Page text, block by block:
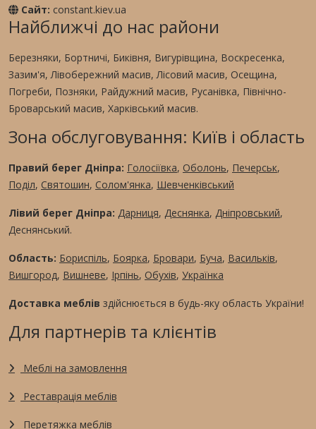
Сайт: constant.kiev.ua
Найближчі до нас райони
Березняки, Бортничі, Биківня, Вигурівщина, Воскресенка,
Зазим'я, Лівобережний масив, Лісовий масив, Осещина,
Погреби, Позняки, Райдужний масив, Русанівка, Північно-
Броварський масив, Харківський масив.
Зона обслуговування: Київ і область
Правий берег Дніпра: Голосіївка, Оболонь, Печерськ,
Поділ, Святошин, Солом'янка, Шевченківський
Лівий берег Дніпра: Дарниця, Деснянка, Дніпровський,
Деснянський.
Область: Бориспіль, Боярка, Бровари, Буча, Васильків,
Вишгород, Вишневе, Ірпінь, Обухів, Українка
Доставка меблів здійснюється в будь-яку область України!
Для партнерів та клієнтів
Меблі на замовлення
Реставрація меблів
Перетяжка меблів